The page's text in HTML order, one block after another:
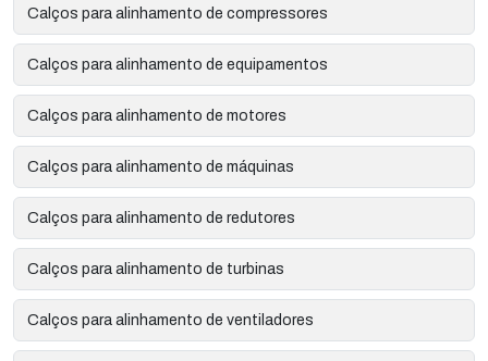
Calços para alinhamento de compressores
Calços para alinhamento de equipamentos
Calços para alinhamento de motores
Calços para alinhamento de máquinas
Calços para alinhamento de redutores
Calços para alinhamento de turbinas
Calços para alinhamento de ventiladores